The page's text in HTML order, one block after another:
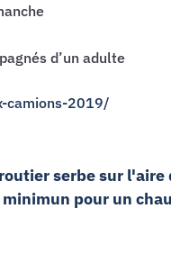
d’un adulte
camions-2019/
serbe sur l'aire
minimun pour un